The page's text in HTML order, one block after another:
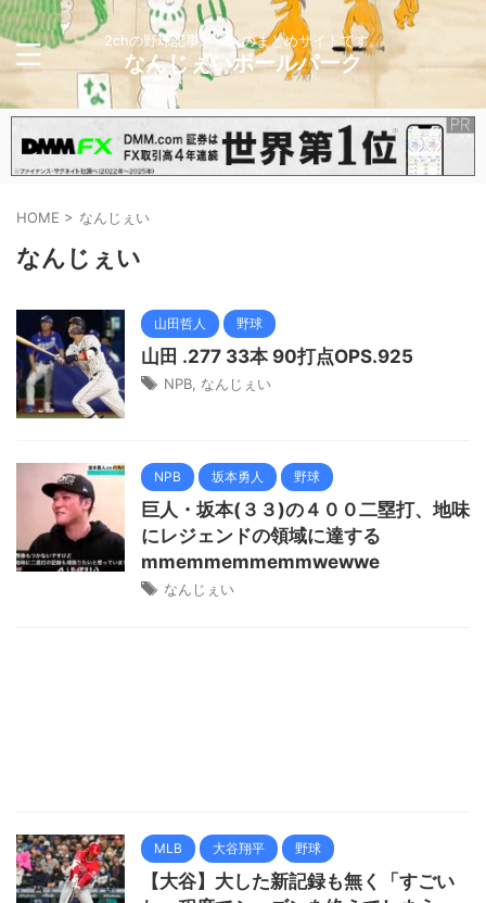
2chの野球記事メインのまとめサイトです。
なんじぇいボールパーク
HOME > なんじぇい
なんじぇい
山田哲人 野球
山田 .277 33本 90打点OPS.925
NPB なんじぇい
NPB 坂本勇人 野球
巨人・坂本(３３)の４００二塁打、地味
にレジェンドの領域に達する
mmemmemmemmwewwe
なんじぇい
MLB 大谷翔平 野球
【大谷】大した新記録も無く「すごい